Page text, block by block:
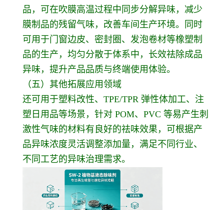
品，可在吹膜高温过程中同步分解异味，减少
膜制品的残留气味，改善车间生产环境。同时
可用于门窗边皮、密封圈、发泡卷材等橡塑制
品的生产，均匀分散于体系中，长效祛除成品
异味，提升产品品质与终端使用体验。
（五）其他拓展应用领域
还可用于塑料改性、TPE/TPR 弹性体加工、注
塑日用品等场景，针对 POM、PVC 等易产生刺
激性气味的材料有良好的祛味效果，可根据产
品异味浓度灵活调整添加量，满足不同行业、
不同工艺的异味治理需求。